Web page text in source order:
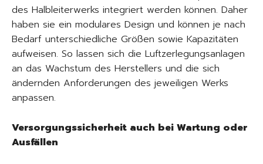
des Halbleiterwerks integriert werden können. Daher
haben sie ein modulares Design und können je nach
Bedarf unterschiedliche Größen sowie Kapazitäten
aufweisen. So lassen sich die Luftzerlegungsanlagen
an das Wachstum des Herstellers und die sich
ändernden Anforderungen des jeweiligen Werks
anpassen.
Versorgungssicherheit auch bei Wartung oder
Ausfällen